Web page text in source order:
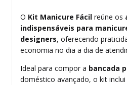
O Kit Manicure Fácil reúne os
indispensáveis para
designers, oferecendo
economia no dia a dia de
Ideal para compor a bancada
doméstico avançado, o kit